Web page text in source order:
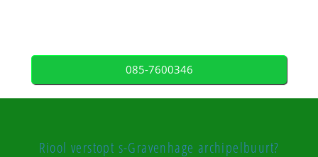
085-7600346
Riool verstopt s-Gravenhage archipelbuurt?